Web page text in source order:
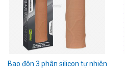
Bao đôn 3 phân silicon tự nhiên